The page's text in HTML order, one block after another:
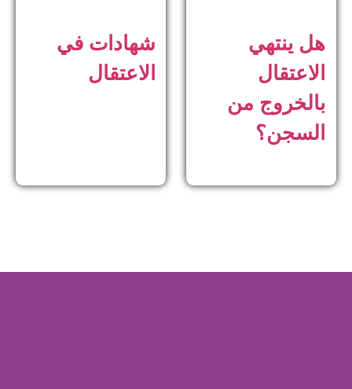
هل ينتهي
الاعتقال
بالخروج من
السجن؟
شهادات في
الاعتقال